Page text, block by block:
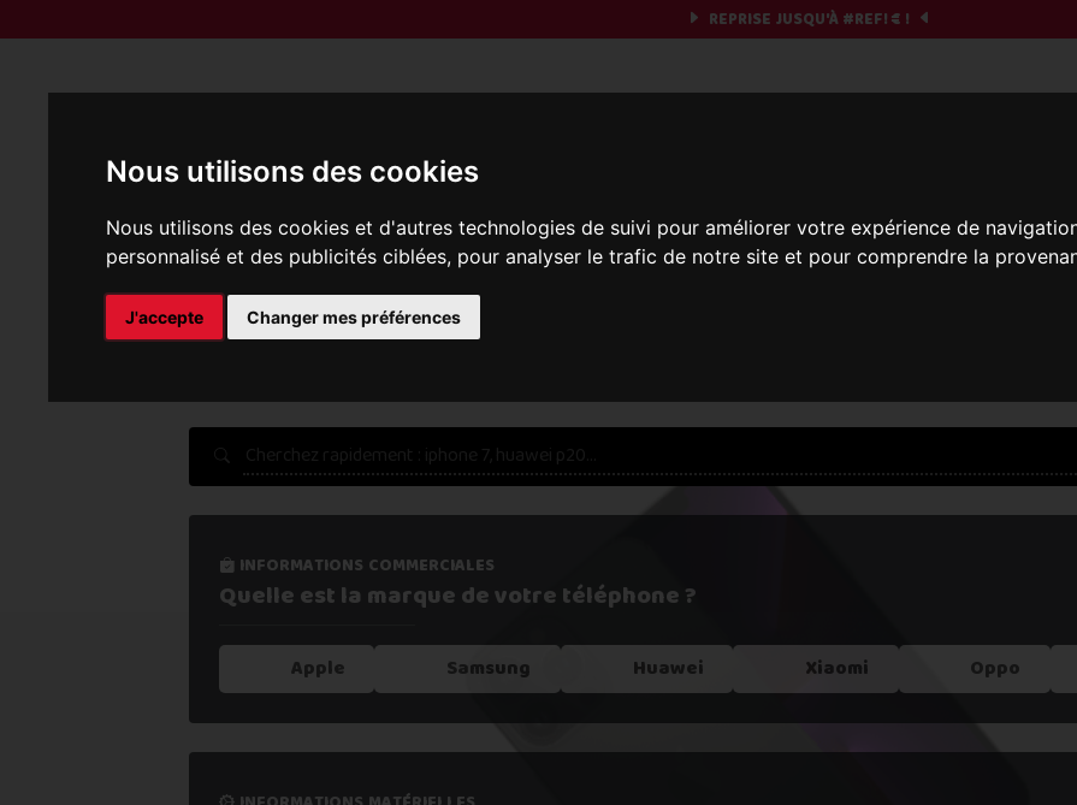
Nous utilisons des cookies
Nous utilisons des cookies et d'autres technologies de suivi pour améliorer votre expérience de
personnalisé et des publicités ciblées, pour analyser le trafic de notre site et pour comprendre la
J'accepte Changer mes préférences
REPRISE JUSQU'À #REF!€ !
Et si on commençait ?
Nous récupérons les meilleures offres... veuillez patienter, ça vaut le
informations processus
Notre expertise,votre reprise !
1. Estimer mon appareil en 30s
informations commerciales
Quelle est la marque de votre téléphone ?
Apple Samsung Huawei Xiaomi Oppo